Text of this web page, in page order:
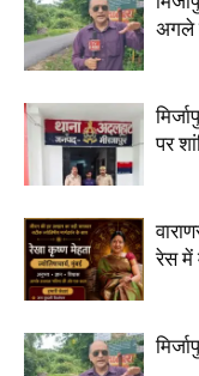
अगले
पर
रेस में